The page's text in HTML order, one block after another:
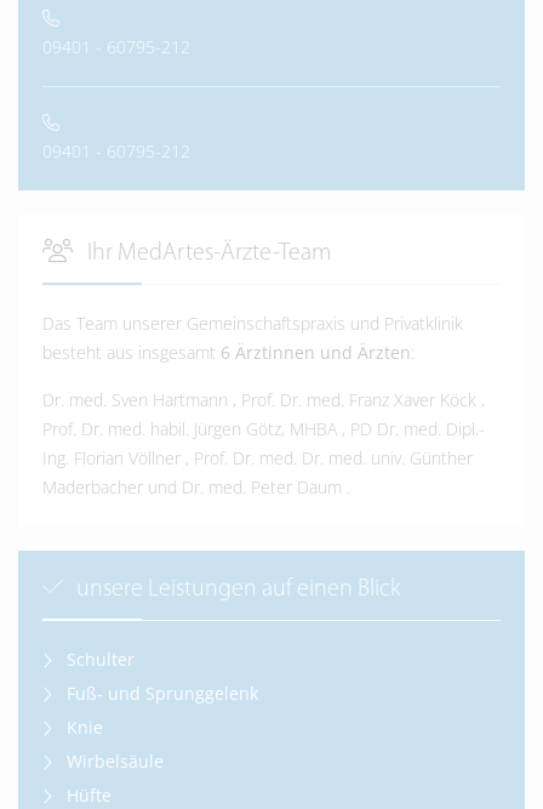
09401 - 60795-212
09401 - 60795-212
Ihr MedArtes-Ärzte-Team
Das Team unserer Gemeinschaftspraxis und Privatklinik
besteht aus insgesamt 6 Ärztinnen und Ärzten:
Dr. med. Sven Hartmann , Prof. Dr. med. Franz Xaver Köck ,
Prof. Dr. med. habil. Jürgen Götz, MHBA , PD Dr. med. Dipl.-
Ing. Florian Völlner , Prof. Dr. med. Dr. med. univ. Günther
Maderbacher und Dr. med. Peter Daum .
unsere Leistungen auf einen Blick
Schulter
Fuß- und Sprunggelenk
Knie
Wirbelsäule
Hüfte